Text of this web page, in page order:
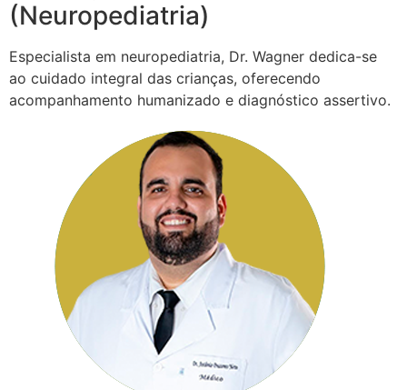
(Neuropediatria)
Especialista em neuropediatria, Dr. Wagner dedica-se
ao cuidado integral das crianças, oferecendo
acompanhamento humanizado e diagnóstico assertivo.